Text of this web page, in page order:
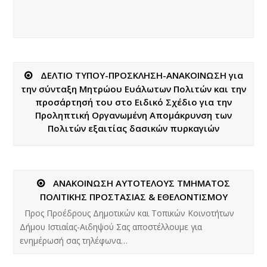
ΔΕΛΤΙΟ ΤΥΠΟΥ-ΠΡΟΣΚΛΗΣΗ-ΑΝΑΚΟΙΝΩΣΗ για
την σύνταξη Μητρώου Ευάλωτων Πολιτών και την
προσάρτησή του στο Ειδικό Σχέδιο για την
Προληπτική Οργανωμένη Απομάκρυνση των
Πολιτών εξαιτίας δασικών πυρκαγιών
ΑΝΑΚΟΙΝΩΣΗ ΑΥΤΟΤΕΛΟΥΣ ΤΜΗΜΑΤΟΣ
ΠΟΛΙΤΙΚΗΣ ΠΡΟΣΤΑΣΙΑΣ & ΕΘΕΛΟΝΤΙΣΜΟΥ
Προς Προέδρους Δημοτικών και Τοπικών Κοινοτήτων
Δήμου Ιστιαίας-Αιδηψού Σας αποστέλλουμε για
ενημέρωσή σας τηλέφωνα…